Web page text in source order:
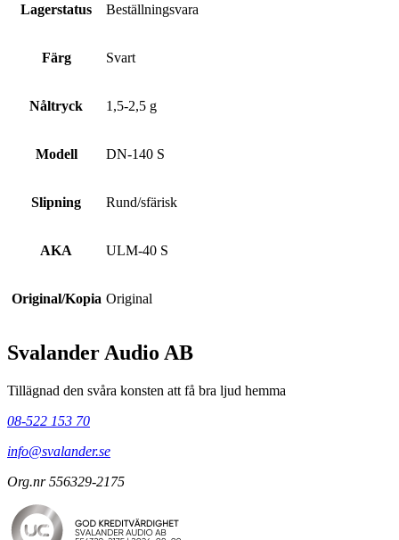
Lagerstatus Beställningsvara
Färg Svart
Nåltryck 1,5-2,5 g
Modell DN-140 S
Slipning Rund/sfärisk
AKA ULM-40 S
Original/Kopia Original
Svalander Audio AB
Tillägnad den svåra konsten att få bra ljud hemma
08-522 153 70
info@svalander.se
Org.nr 556329-2175